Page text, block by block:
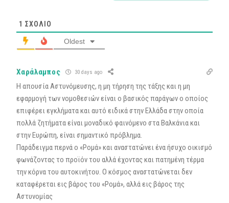
1 ΣΧΌΛΙΟ
Oldest
Χαράλαμπος 30 days ago
Η απουσία Αστυνόμευσης, η μη τήρηση της τάξης και η μη
εφαρμογή των νομοθεσιών είναι ο βασικός παράγων ο οποίος
επιφέρει εγκλήματα και αυτό ειδικά στην Ελλάδα στην οποία
πολλά ζητήματα είναι μοναδικό φαινόμενο στα Βαλκάνια και
στην Ευρώπη, είναι σημαντικό πρόβλημα.
Παράδειγμα περνά ο «Ρομά» και αναστατώνει ένα ήσυχο οικισμό
φωνάζοντας το προϊόν του αλλά έχοντας και πατημένη τέρμα
την κόρνα του αυτοκινήτου. Ο κόσμος αναστατώνεται δεν
καταφέρεται εις βάρος του «Ρομά», αλλά εις βάρος της
Αστυνομίας